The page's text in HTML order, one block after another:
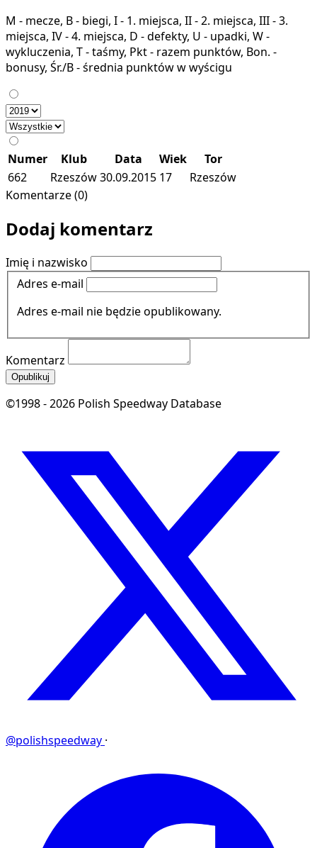
M - mecze, B - biegi, I - 1. miejsca, II - 2. miejsca, III - 3.
miejsca, IV - 4. miejsca, D - defekty, U - upadki, W -
wykluczenia, T - taśmy, Pkt - razem punktów, Bon. -
bonusy, Śr./B - średnia punktów w wyścigu
Numer Klub Data Wiek
Tor
662
Rzeszów30.09.2015 17
Rzeszów
Komentarze (0)
Dodaj komentarz
Imię i nazwisko
Adres e-mail
Adres e-mail nie będzie opublikowany.
Komentarz
Opublikuj
©1998 - 2026 Polish Speedway Database
@polishspeedway ·